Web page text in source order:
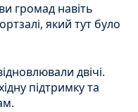
громад навіть
який тут було
двічі.
підтримку та